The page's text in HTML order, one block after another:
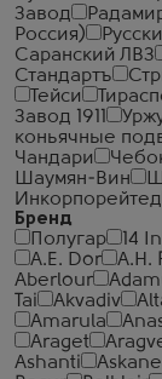
Завод
Россия)
Саранский ЛВЗ
Стандартъ
Тейси
Завод 1911
коньячные
Чандари
Шаумян-Вин
Инкорпорейтед
Бренд
Полугар
14
A.E. Dor
A.H.
Aberlour
Tai
Akvadiv
Amarula
Araget
Ashanti